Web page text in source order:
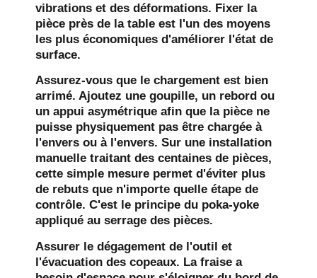
vibrations et des déformations. Fixer la
pièce près de la table est l'un des moyens
les plus économiques d'améliorer l'état de
surface.
Assurez-vous que le chargement est bien
arrimé. Ajoutez une goupille, un rebord ou
un appui asymétrique afin que la pièce ne
puisse physiquement pas être chargée à
l'envers ou à l'envers. Sur une installation
manuelle traitant des centaines de pièces,
cette simple mesure permet d'éviter plus
de rebuts que n'importe quelle étape de
contrôle. C'est le principe du poka-yoke
appliqué au serrage des pièces.
Assurer le dégagement de l'outil et
l'évacuation des copeaux. La fraise a